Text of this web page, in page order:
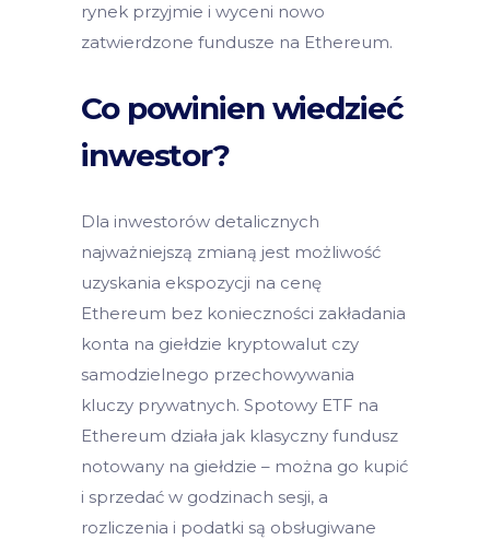
rynek przyjmie i wyceni nowo
zatwierdzone fundusze na Ethereum.
Co powinien wiedzieć
inwestor?
Dla inwestorów detalicznych
najważniejszą zmianą jest możliwość
uzyskania ekspozycji na cenę
Ethereum bez konieczności zakładania
konta na giełdzie kryptowalut czy
samodzielnego przechowywania
kluczy prywatnych. Spotowy ETF na
Ethereum działa jak klasyczny fundusz
notowany na giełdzie – można go kupić
i sprzedać w godzinach sesji, a
rozliczenia i podatki są obsługiwane